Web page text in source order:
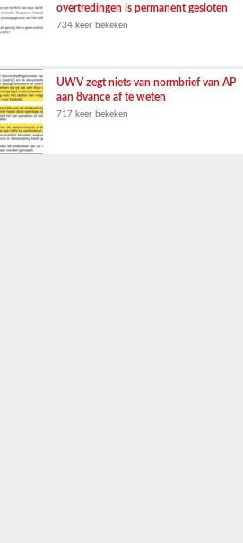
overtredingen is permanent gesloten
734 keer bekeken
UWV zegt niets van normbrief van AP
aan 8vance af te weten
717 keer bekeken